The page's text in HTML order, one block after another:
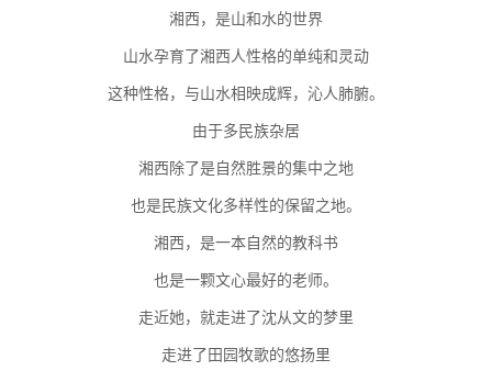
湘西，是山和水的世界
山水孕育了湘西人性格的单纯和灵动
这种性格，与山水相映成辉，沁人肺腑。
由于多民族杂居
湘西除了是自然胜景的集中之地
也是民族文化多样性的保留之地。
湘西，是一本自然的教科书
也是一颗文心最好的老师。
走近她，就走进了沈从文的梦里
走进了田园牧歌的悠扬里